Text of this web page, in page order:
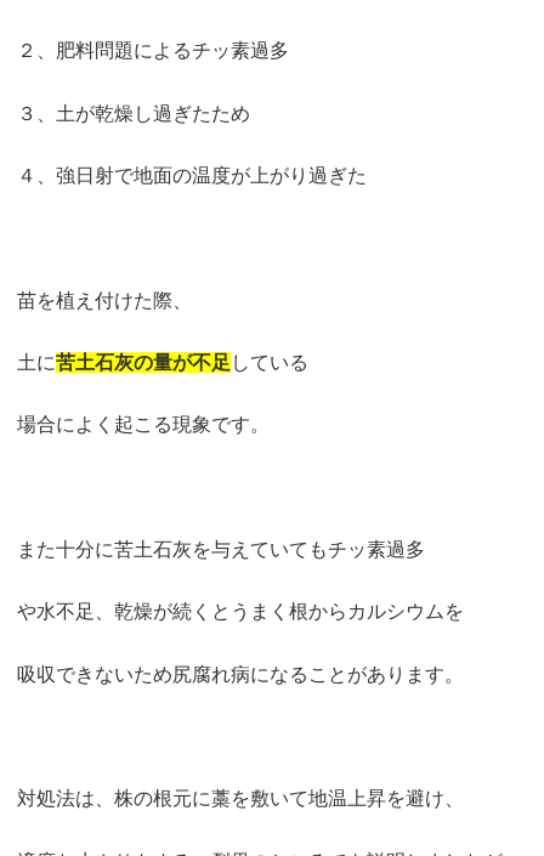
２、肥料問題によるチッ素過多
３、土が乾燥し過ぎたため
４、強日射で地面の温度が上がり過ぎた
苗を植え付けた際、
土に苦土石灰の量が不足 している
場合によく起こる現象です。
また十分に苦土石灰を与えていてもチッ素過多
や水不足、乾燥が続くとうまく根からカルシウムを
吸収できないため尻腐れ病になることがあります。
対処法は、株の根元に藁を敷いて地温上昇を避け、